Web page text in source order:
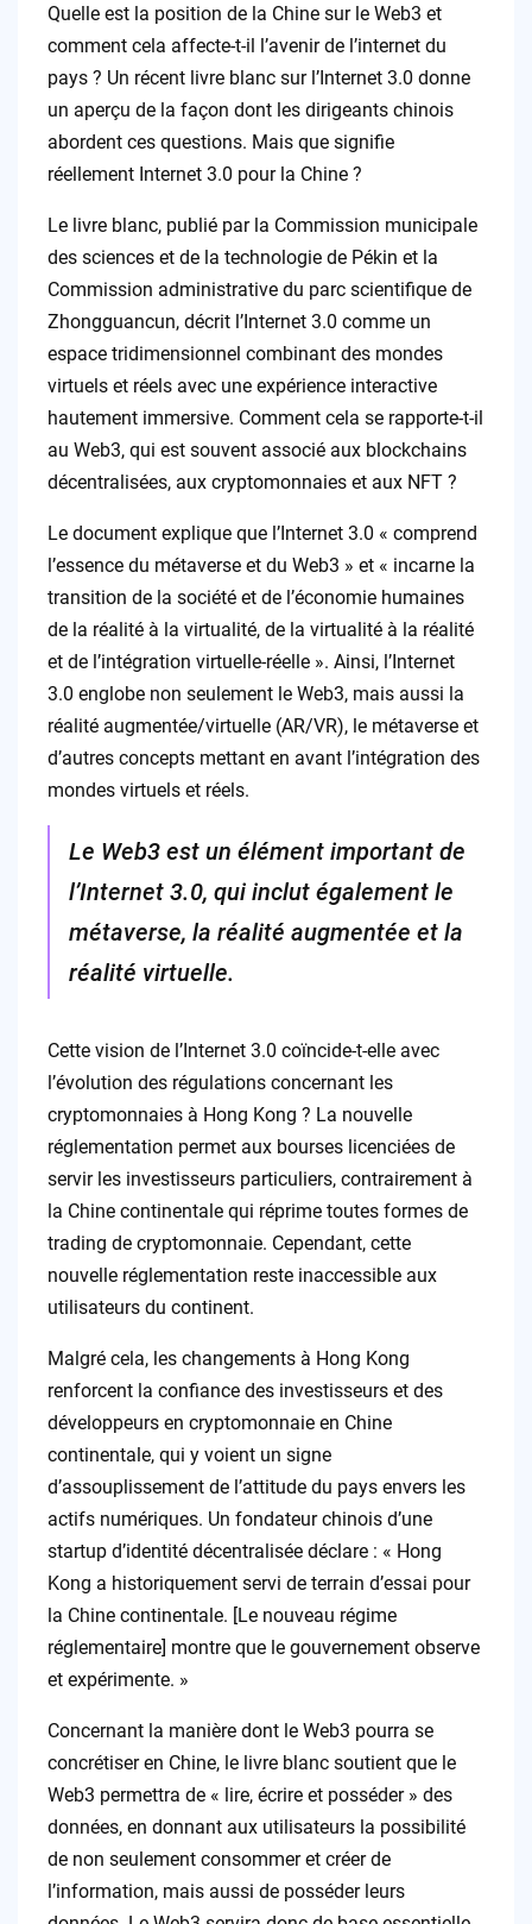
Quelle est la position de la Chine sur le Web3 et
comment cela affecte-t-il l’avenir de l’internet du
pays ? Un récent livre blanc sur l’Internet 3.0 donne
un aperçu de la façon dont les dirigeants chinois
abordent ces questions. Mais que signifie
réellement Internet 3.0 pour la Chine ?
Le livre blanc, publié par la Commission municipale
des sciences et de la technologie de Pékin et la
Commission administrative du parc scientifique de
Zhongguancun, décrit l’Internet 3.0 comme un
espace tridimensionnel combinant des mondes
virtuels et réels avec une expérience interactive
hautement immersive. Comment cela se rapporte-t-il
au Web3, qui est souvent associé aux blockchains
décentralisées, aux cryptomonnaies et aux NFT ?
Le document explique que l’Internet 3.0 « comprend
l’essence du métaverse et du Web3 » et « incarne la
transition de la société et de l’économie humaines
de la réalité à la virtualité, de la virtualité à la réalité
et de l’intégration virtuelle-réelle ». Ainsi, l’Internet
3.0 englobe non seulement le Web3, mais aussi la
réalité augmentée/virtuelle (AR/VR), le métaverse et
d’autres concepts mettant en avant l’intégration des
mondes virtuels et réels.
Le Web3 est un élément important de
l’Internet 3.0, qui inclut également le
métaverse, la réalité augmentée et la
réalité virtuelle.
Cette vision de l’Internet 3.0 coïncide-t-elle avec
l’évolution des régulations concernant les
cryptomonnaies à Hong Kong ? La nouvelle
réglementation permet aux bourses licenciées de
servir les investisseurs particuliers, contrairement à
la Chine continentale qui réprime toutes formes de
trading de cryptomonnaie. Cependant, cette
nouvelle réglementation reste inaccessible aux
utilisateurs du continent.
Malgré cela, les changements à Hong Kong
renforcent la confiance des investisseurs et des
développeurs en cryptomonnaie en Chine
continentale, qui y voient un signe
d’assouplissement de l’attitude du pays envers les
actifs numériques. Un fondateur chinois d’une
startup d’identité décentralisée déclare : « Hong
Kong a historiquement servi de terrain d’essai pour
la Chine continentale. [Le nouveau régime
réglementaire] montre que le gouvernement observe
et expérimente. »
Concernant la manière dont le Web3 pourra se
concrétiser en Chine, le livre blanc soutient que le
Web3 permettra de « lire, écrire et posséder » des
données, en donnant aux utilisateurs la possibilité
de non seulement consommer et créer de
l’information, mais aussi de posséder leurs